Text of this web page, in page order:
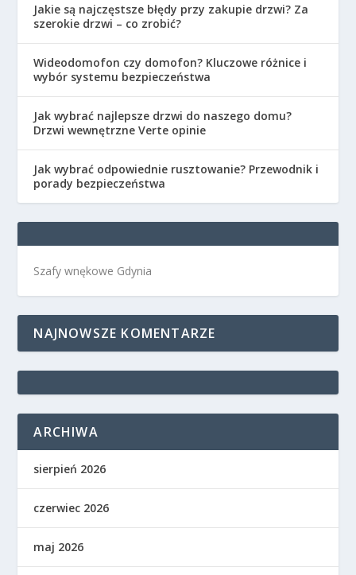
Jakie są najczęstsze błędy przy zakupie drzwi? Za
szerokie drzwi – co zrobić?
Wideodomofon czy domofon? Kluczowe różnice i
wybór systemu bezpieczeństwa
Jak wybrać najlepsze drzwi do naszego domu?
Drzwi wewnętrzne Verte opinie
Jak wybrać odpowiednie rusztowanie? Przewodnik i
porady bezpieczeństwa
Szafy wnękowe Gdynia
NAJNOWSZE KOMENTARZE
ARCHIWA
sierpień 2026
czerwiec 2026
maj 2026